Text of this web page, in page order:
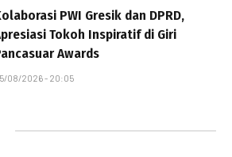
PWI Gresik dan DPRD,
Tokoh Inspiratif di Giri
Awards
08/2026 - 20:05